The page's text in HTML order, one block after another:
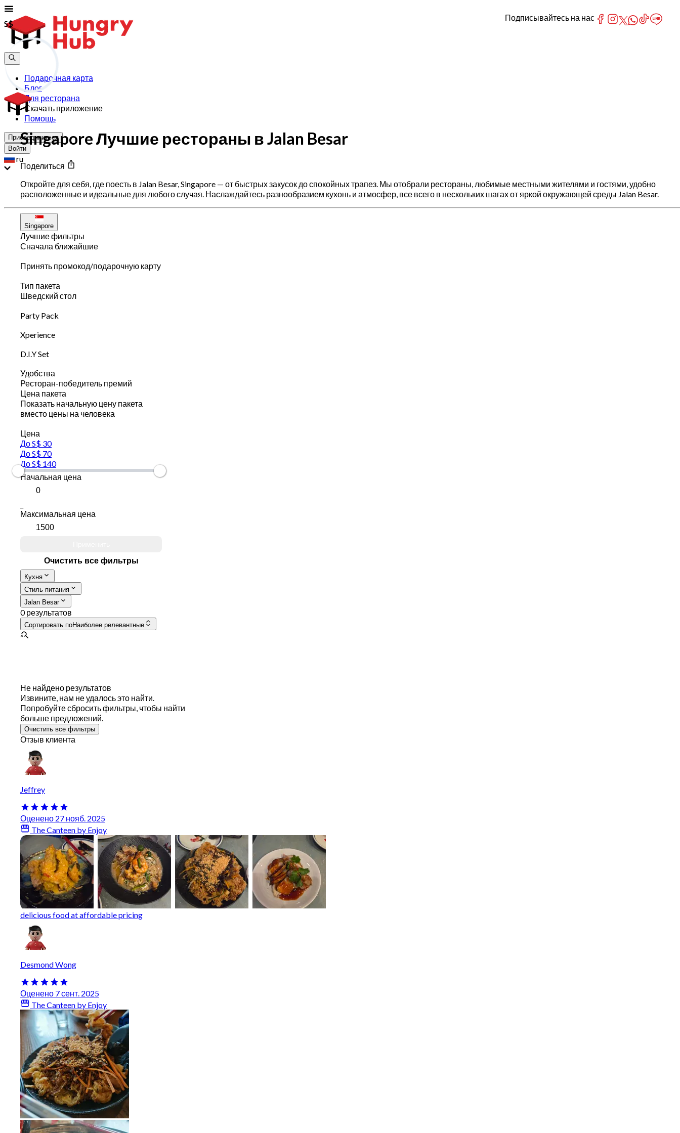
Подарочная карта
Блог
Для ресторана
Скачать приложение
Помощь
Присоединиться
Войти
ru
Singapore Лучшие рестораны в Jalan Besar
Поделиться
Откройте для себя, где поесть в Jalan Besar, Singapore — от быстрых закусок до спокойных трапез. Мы отобрали рестораны, любимые местными жителями и гостями, удобно
расположенные и идеальные для любого случая. Наслаждайтесь разнообразием кухонь и атмосфер, все всего в нескольких шагах от яркой окружающей среды Jalan Besar.
Singapore
Лучшие фильтры
Сначала ближайшие
Принять промокод/подарочную карту
Тип пакета
Шведский стол
Party Pack
Xperience
D.I.Y Set
Удобства
Ресторан-победитель премий
Цена пакета
Показать начальную цену пакета
вместо цены на человека
Цена
До S$ 30
До S$ 70
До S$ 140
S$
Начальная цена
S$
Максимальная цена
Очистить все фильтры
Кухня
Стиль питания
Jalan Besar
0 результатов
Сортировать поНаиболее релевантные
Не найдено результатов
Извините, нам не удалось это найти.
Попробуйте сбросить фильтры, чтобы найти
больше предложений.
Очистить все фильтры
Отзыв клиента
Jeffrey
Оценено 27 нояб. 2025
The Canteen by Enjoy
delicious food at affordable pricing
Desmond Wong
Оценено 7 сент. 2025
The Canteen by Enjoy
Подписывайтесь на нас